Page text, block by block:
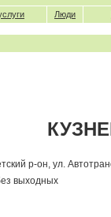
Люди
р-он, ул.
выходных